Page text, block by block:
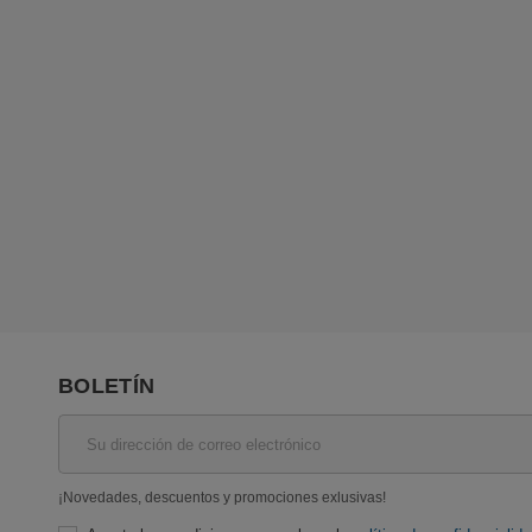
BOLETÍN
¡Novedades, descuentos y promociones exlusivas!